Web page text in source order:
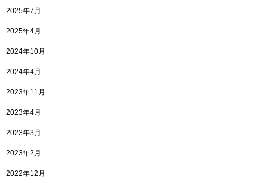
2025年7月
2025年4月
2024年10月
2024年4月
2023年11月
2023年4月
2023年3月
2023年2月
2022年12月